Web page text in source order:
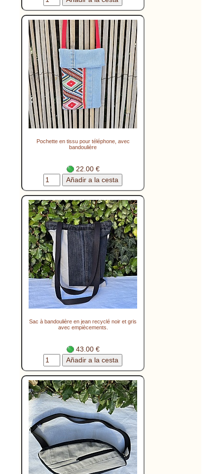
Pochette en tissu pour téléphone, avec
bandoulière
22.00 €
Sac à bandoulière en jean recyclé noir et gris
avec empiècements.
43.00 €